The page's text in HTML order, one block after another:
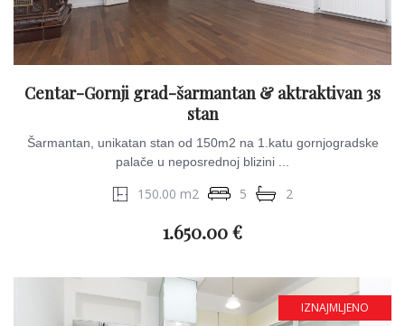
Centar-Gornji grad-šarmantan & aktraktivan 3s
stan
Šarmantan, unikatan stan od 150m2 na 1.katu gornjogradske
palače u neposrednoj blizini ...
150.00 m2 5 2
1.650.00 €
IZNAJMLJENO